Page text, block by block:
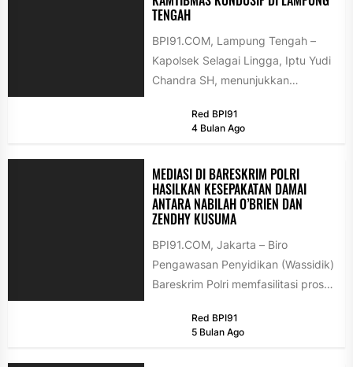
TENGAH
BPI91.COM, Lampung Tengah –
Kapolsek Selagai Lingga, Iptu Yudi
Chandra SH, menunjukkan
keamanan dan ketertiban
Red BPI91
4 Bulan Ago
MEDIASI DI BARESKRIM POLRI
HASILKAN KESEPAKATAN DAMAI
ANTARA NABILAH O’BRIEN DAN
ZENDHY KUSUMA
BPI91.COM, Jakarta – Biro
Pengawasan Penyidikan (Wassidik)
Bareskrim Polri memfasilitasi proses
Zendhy Kusuma terkait perkara...
Red BPI91
5 Bulan Ago